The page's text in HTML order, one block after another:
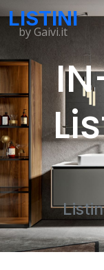
LISTINI
by Gaivi.it